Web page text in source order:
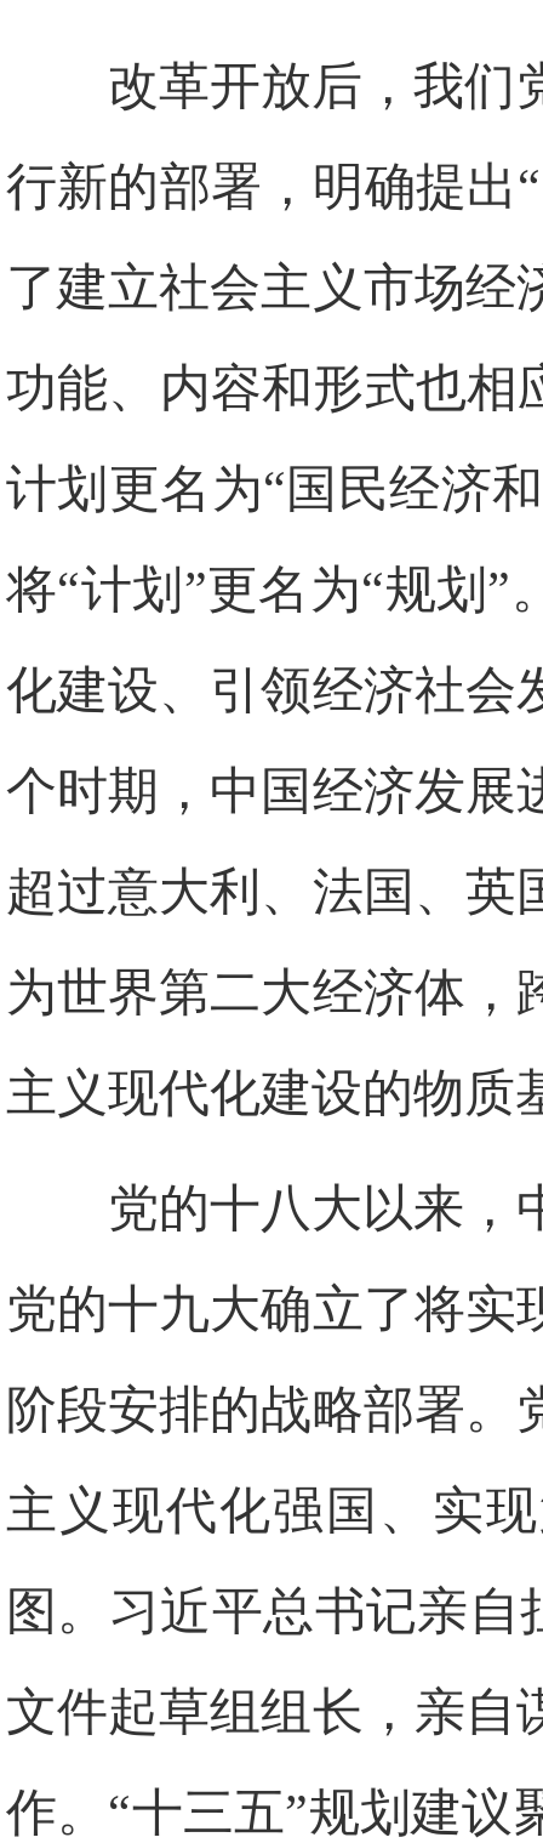
改革开放后，我们
行新的部署，明确提出
了建立社会主义市场经
功能、内容和形式也相
计划更名为“国民经济
将“计划”更名为“规划
化建设、引领经济社会
个时期，中国经济发展
超过意大利、法国、英
为世界第二大经济体，
主义现代化建设的物质
党的十八大以来，
党的十九大确立了将实
阶段安排的战略部署
主义现代化强国、实
图。习近平总书记亲自
文件起草组组长，亲自
作。“十三五”规划建议